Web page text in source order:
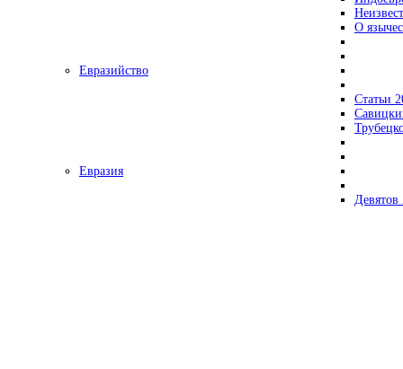
О
Евразийство
Статьи
Евразия